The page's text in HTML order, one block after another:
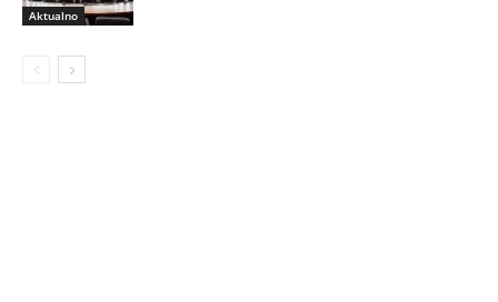
Aktualno